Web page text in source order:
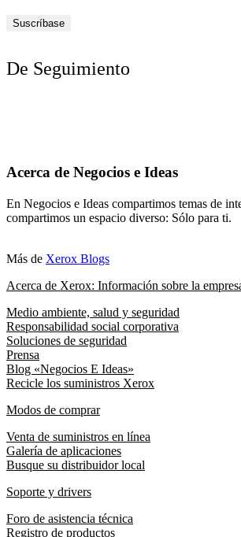
De Seguimiento
Acerca de Negocios e Ideas
En Negocios e Ideas compartimos temas de
compartimos un espacio diverso: Sólo para ti.
Más de Xerox Blogs
Acerca de Xerox: Información sobre la
Medio ambiente, salud y seguridad
Responsabilidad social corporativa
Soluciones de seguridad
Prensa
Blog «Negocios E Ideas»
Recicle los suministros Xerox
Modos de comprar
Venta de suministros en línea
Galería de aplicaciones
Busque su distribuidor local
Soporte y drivers
Foro de asistencia técnica
Registro de productos